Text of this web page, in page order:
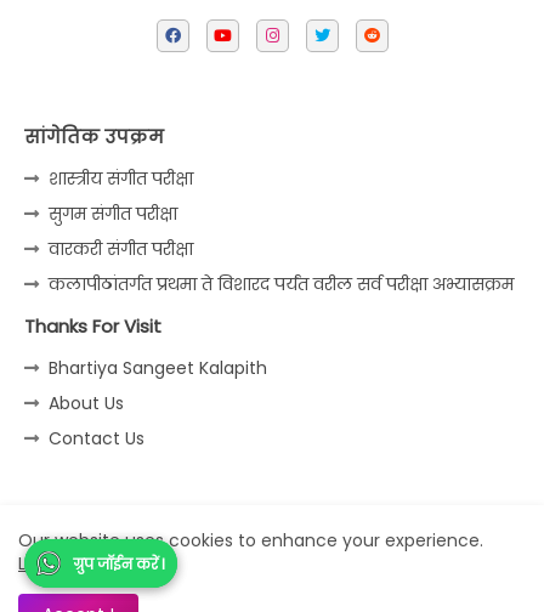
ग्रुप जॉईन करें I
सांगेतिक उपक्रम
शास्त्रीय संगीत परीक्षा
सुगम संगीत परीक्षा
वारकरी संगीत परीक्षा
कलापीठांतर्गत प्रथमा ते विशारद पर्यंत वरील सर्व परीक्षा अभ्यासक्रम
Thanks For Visit
Bhartiya Sangeet Kalapith
About Us
Contact Us
Home Contact us Privacy Policy
All Right Reserved Copyright © Sangeet Jagat
Our website uses cookies to enhance your experience.
Learn Moreग्रुप जॉईन करें I